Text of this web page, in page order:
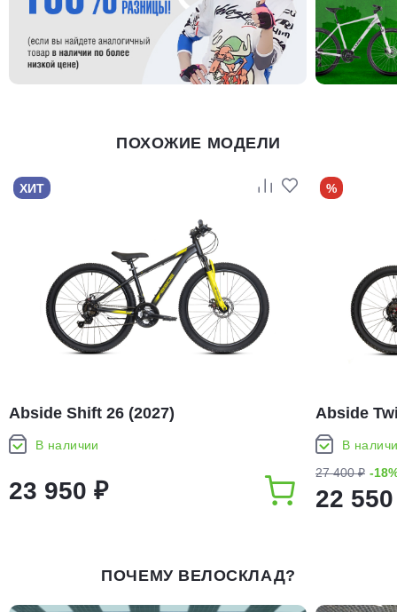
ПОХОЖИЕ МОДЕЛИ
ХИТ
Abside Shift 26 (2027)
В наличии
23 950 ₽
%
Abside
В
27 400 ₽ -
22
ПОЧЕМУ ВЕЛОСКЛАД?